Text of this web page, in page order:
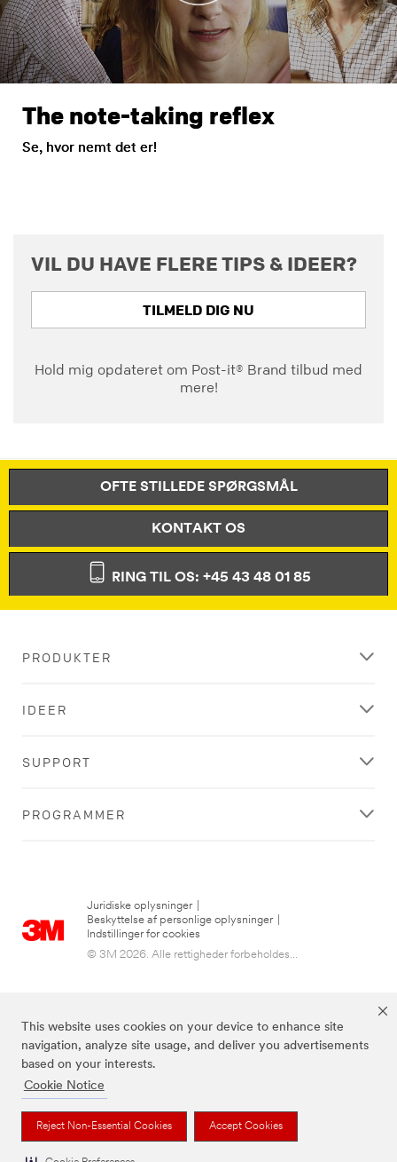
This website uses cookies on your device to enhance site
navigation, analyze site usage, and deliver you advertisements
based on your interests.
Cookie Notice
Reject Non-Essential Cookies Accept Cookies
The note-taking reflex
Se, hvor nemt det er!
VIL DU HAVE FLERE TIPS & IDEER?
TILMELD DIG NU
Hold mig opdateret om Post-it® Brand tilbud med
mere!
OFTE STILLEDE SPØRGSMÅL
KONTAKT OS
RING TIL OS: +45 43 48 01 85
PRODUKTER
IDEER
SUPPORT
PROGRAMMER
Juridiske oplysninger
Beskyttelse af personlige oplysninger
Indstillinger for cookies
© 3M 2026. Alle rettigheder forbeholdes...
3M, Post-it® og farven Canary Yellow™ er varemærker tilhørende 3M.